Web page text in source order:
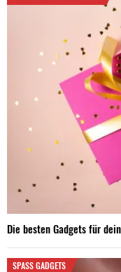
Die besten Gadgets für
SPASS GADGETS